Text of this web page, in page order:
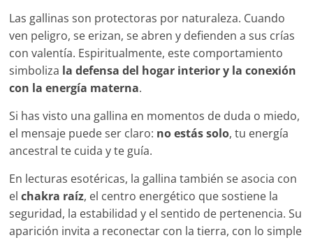
Las gallinas son protectoras por naturaleza. Cuando
ven peligro, se erizan, se abren y defienden a sus crías
con valentía. Espiritualmente, este comportamiento
simboliza la defensa del hogar interior y la conexión
con la energía materna.
Si has visto una gallina en momentos de duda o miedo,
el mensaje puede ser claro: no estás solo, tu energía
ancestral te cuida y te guía.
En lecturas esotéricas, la gallina también se asocia con
elchakra raíz, el centro energético que sostiene la
seguridad, la estabilidad y el sentido de pertenencia. Su
aparición invita a reconectar con la tierra, con lo simple